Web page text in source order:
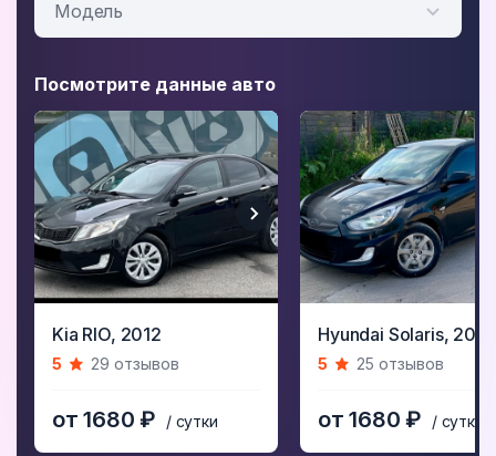
Посмотрите данные авто
Kia RIO, 2012
5 29 отзывов
от 1680 ₽ / сутки
Hyundai Solaris, 2011
5 25 отзывов
от 1680 ₽ / сутки